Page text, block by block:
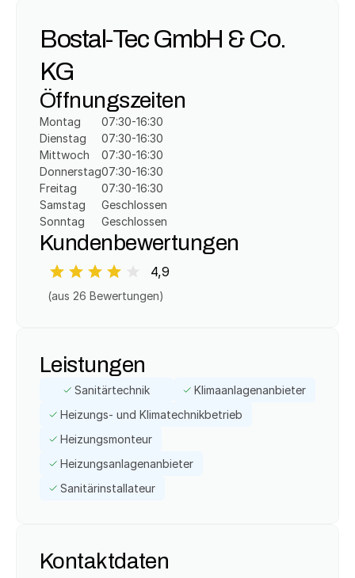
Bostal-Tec GmbH & Co.
KG
Öffnungszeiten
Montag
Dienstag
Mittwoch
Donnerstag
Freitag
Samstag
Sonntag
07:30-16:30
07:30-16:30
07:30-16:30
07:30-16:30
07:30-16:30
Geschlossen
Geschlossen
Kundenbewertungen
4,9
(aus 26 Bewertungen)
Leistungen
Sanitärtechnik
Klimaanlagenanbieter
Heizungs- und Klimatechnikbetrieb
Heizungsmonteur
Heizungsanlagenanbieter
Sanitärinstallateur
Kontaktdaten